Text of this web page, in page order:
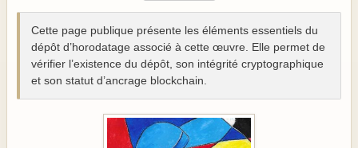
Cette page publique présente les éléments essentiels du
dépôt d’horodatage associé à cette œuvre. Elle permet de
vérifier l’existence du dépôt, son intégrité cryptographique
et son statut d’ancrage blockchain.